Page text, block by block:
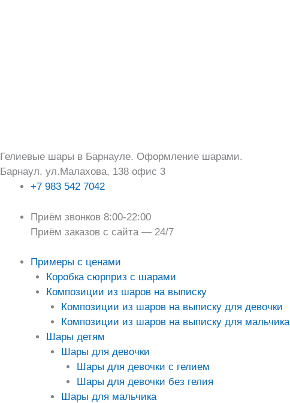
Гелиевые шары в Барнауле. Оформление шарами.
Барнаул. ул.Малахова, 138 офис 3
+7 983 542 7042
Приём звонков 8:00-22:00
Приём заказов с сайта — 24/7
Примеры с ценами
Коробка сюрприз с шарами
Композиции из шаров на выписку
Композиции из шаров на выписку для девочки
Композиции из шаров на выписку для мальчика
Шары детям
Шары для девочки
Шары для девочки с гелием
Шары для девочки без гелия
Шары для мальчика